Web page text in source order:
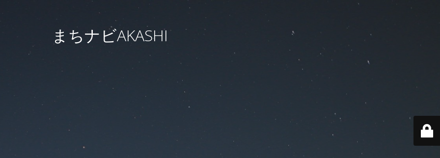
まちナビAKASHI